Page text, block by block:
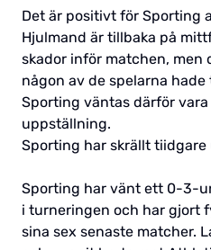
Det är positivt för Sporting
Hjulmand är tillbaka på
skador inför matchen,
någon av de spelarna
Sporting väntas därför
uppställning.
Sporting har skrällt tiidgare
Sporting har vänt ett 0-3-
i turneringen och har gjort
sina sex senaste matcher.